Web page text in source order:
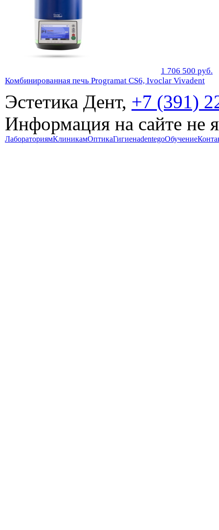
1 706 500 руб.
Комбинированная печь Programat CS6, Ivoclar Vivadent
Эстетика Дент, +7 (391)
Информация на сайте не
ЛабораториямКлиникамОптикаГигиенаdentegoОбучение